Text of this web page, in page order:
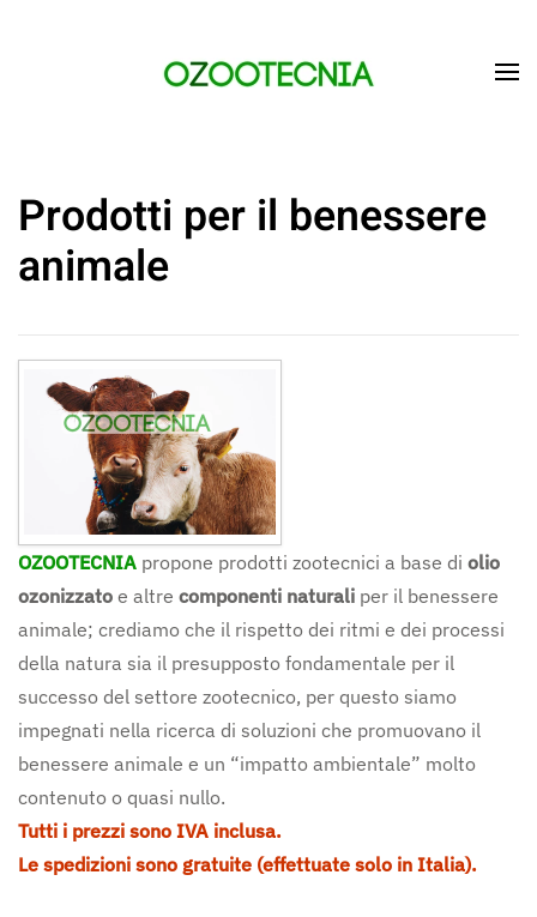
Skip to main content
Prodotti per il benessere
animale
OZOOTECNIA propone prodotti zootecnici a base di olio
ozonizzato e altre componenti naturali per il benessere
animale; crediamo che il rispetto dei ritmi e dei processi
della natura sia il presupposto fondamentale per il
successo del settore zootecnico, per questo siamo
impegnati nella ricerca di soluzioni che promuovano il
benessere animale e un “impatto ambientale” molto
contenuto o quasi nullo.
Tutti i prezzi sono IVA inclusa.
Le spedizioni sono gratuite (effettuate solo in Italia).